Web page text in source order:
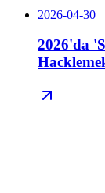
2026-04-30
2026'da